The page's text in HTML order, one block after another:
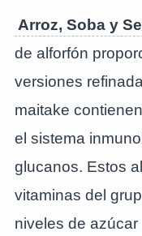
Arroz, Soba y
de alforfón
versiones
maitake
el sistema
glucanos. Estos
vitaminas del
niveles de